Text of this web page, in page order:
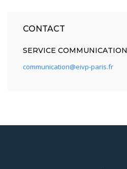
CONTACT
SERVICE COMMUNICATION
communication@eivp-paris.fr